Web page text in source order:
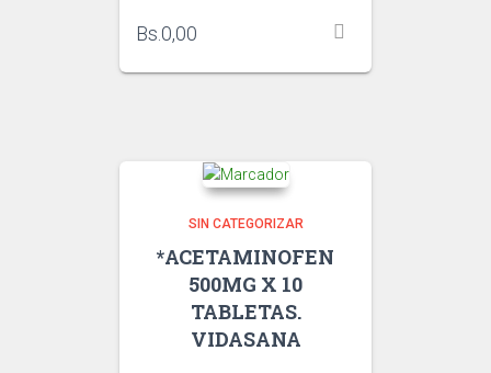
Bs. 0,00
SIN CATEGORIZAR
*ACETAMINOFEN
500MG X 10
TABLETAS.
VIDASANA